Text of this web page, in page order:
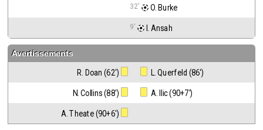
32' O. Burke
9' I. Ansah
Avertissements
R. Doan (62') L. Querfeld (86')
N. Collins (88') A. Ilic (90+7')
A. Theate (90+6')